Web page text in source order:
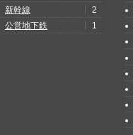
新幹線
2
公営地下鉄
1